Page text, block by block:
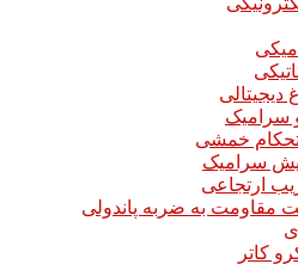
دیجیتالی
سرامیک
خمشی
سرامیک
ارتجاعی
مقاومت به ضربه پاندولی
کاتر